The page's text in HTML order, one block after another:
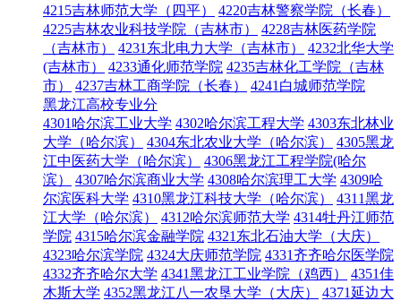
4215吉林师范大学（四平）
4220吉林警察学院（长春）
4225吉林农业科技学院（吉林市）
4228吉林医药学院
（吉林市）
4231东北电力大学（吉林市）
4232北华大学
(吉林市）
4233通化师范学院 4235吉林化工学院（吉林
市）
4237吉林工商学院（长春）
4241白城师范学院
黑龙江高校专业分
4301哈尔滨工业大学 4302哈尔滨工程大学 4303东北林业
大学（哈尔滨）
4304东北农业大学（哈尔滨）
4305黑龙
江中医药大学（哈尔滨）
4306黑龙江工程学院(哈尔
滨）
4307哈尔滨商业大学 4308哈尔滨理工大学 4309哈
尔滨医科大学 4310黑龙江科技大学（哈尔滨）
4311黑龙
江大学（哈尔滨）
4312哈尔滨师范大学 4314牡丹江师范
学院 4315哈尔滨金融学院 4321东北石油大学（大庆）
4323哈尔滨学院 4324大庆师范学院 4331齐齐哈尔医学院
4332齐齐哈尔大学 4341黑龙江工业学院（鸡西）
4351佳
木斯大学 4352黑龙江八一农垦大学（大庆）
4371延边大